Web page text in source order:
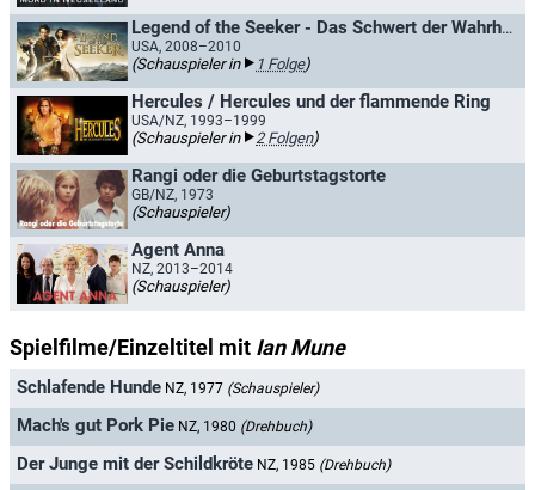
Legend of the Seeker - Das Schwert der Wahrheit
USA, 2008–2010
(Schauspieler in 1 Folge)
Hercules / Hercules und der flammende Ring
USA/NZ, 1993–1999
(Schauspieler in 2 Folgen)
Rangi oder die Geburtstagstorte
GB/NZ, 1973
(Schauspieler)
Agent Anna
NZ, 2013–2014
(Schauspieler)
Spielfilme/Einzeltitel mit Ian Mune
Schlafende Hunde NZ, 1977 (Schauspieler)
Mach's gut Pork Pie NZ, 1980 (Drehbuch)
Der Junge mit der Schildkröte NZ, 1985 (Drehbuch)